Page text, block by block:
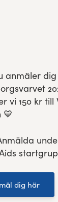
anmäler
vi 150 kr
💙
dig här